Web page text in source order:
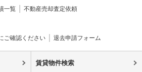
一覧 不動産売却査定依頼
ご確認ください 退去申請フォーム
賃貸物件検索